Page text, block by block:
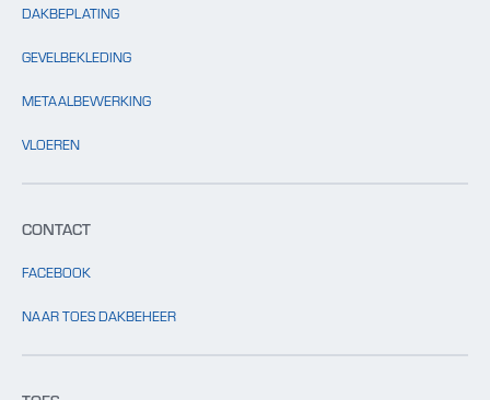
DAKBEPLATING
GEVELBEKLEDING
METAALBEWERKING
VLOEREN
CONTACT
FACEBOOK
NAAR TOES DAKBEHEER